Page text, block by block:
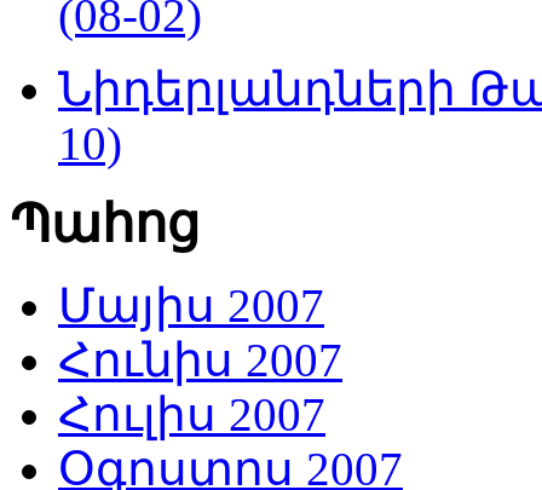
(08-02)
Նիդերլանդների
10)
Պահոց
Մայիս 2007
Հունիս 2007
Հուլիս 2007
Օգոստոս 2007